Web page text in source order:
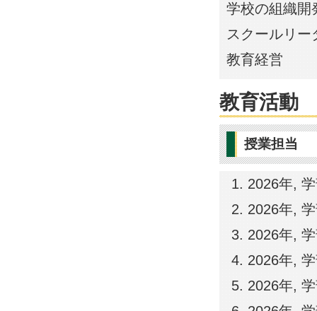
学校の組織開
スクールリー
教育経営
教育活動
授業担当
2026年,
2026年,
2026年,
2026年,
2026年,